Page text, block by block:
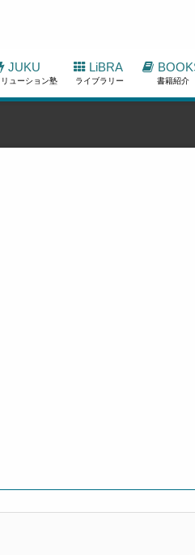
JUKU
ューション塾
LiBRA
ライブラリー 書籍紹介